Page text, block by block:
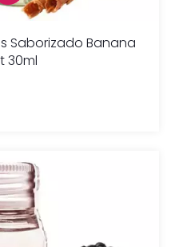
Saborizado Banana
30ml